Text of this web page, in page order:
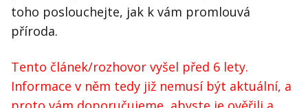
toho poslouchejte, jak k vám promlouvá
příroda.
Tento článek/rozhovor vyšel před 6 lety.
Informace v něm tedy již nemusí být aktuální, a